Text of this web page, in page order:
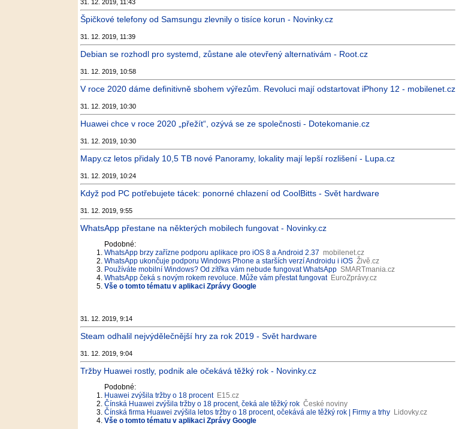
31. 12. 2019, 11:43
Špičkové telefony od Samsungu zlevnily o tisíce korun - Novinky.cz
31. 12. 2019, 11:39
Debian se rozhodl pro systemd, zůstane ale otevřený alternativám - Root.cz
31. 12. 2019, 10:58
V roce 2020 dáme definitivně sbohem výřezům. Revoluci mají odstartovat iPhony 12 - mobilenet.cz
31. 12. 2019, 10:30
Huawei chce v roce 2020 „přežít“, ozývá se ze společnosti - Dotekomanie.cz
31. 12. 2019, 10:30
Mapy.cz letos přidaly 10,5 TB nové Panoramy, lokality mají lepší rozlišení - Lupa.cz
31. 12. 2019, 10:24
Když pod PC potřebujete tácek: ponorné chlazení od CoolBitts - Svět hardware
31. 12. 2019, 9:55
WhatsApp přestane na některých mobilech fungovat - Novinky.cz
Podobné:
WhatsApp brzy zařízne podporu aplikace pro iOS 8 a Android 2.37 mobilenet.cz
WhatsApp ukončuje podporu Windows Phone a starších verzí Androidu i iOS Živě.cz
Používáte mobilní Windows? Od zítřka vám nebude fungovat WhatsApp SMARTmania.cz
WhatsApp čeká s novým rokem revoluce. Může vám přestat fungovat EuroZprávy.cz
Vše o tomto tématu v aplikaci Zprávy Google
31. 12. 2019, 9:14
Steam odhalil nejvýdělečnější hry za rok 2019 - Svět hardware
31. 12. 2019, 9:04
Tržby Huawei rostly, podnik ale očekává těžký rok - Novinky.cz
Podobné:
Huawei zvýšila tržby o 18 procent E15.cz
Čínská Huawei zvýšila tržby o 18 procent, čeká ale těžký rok České noviny
Čínská firma Huawei zvýšila letos tržby o 18 procent, očekává ale těžký rok | Firmy a trhy Lidovky.cz
Vše o tomto tématu v aplikaci Zprávy Google